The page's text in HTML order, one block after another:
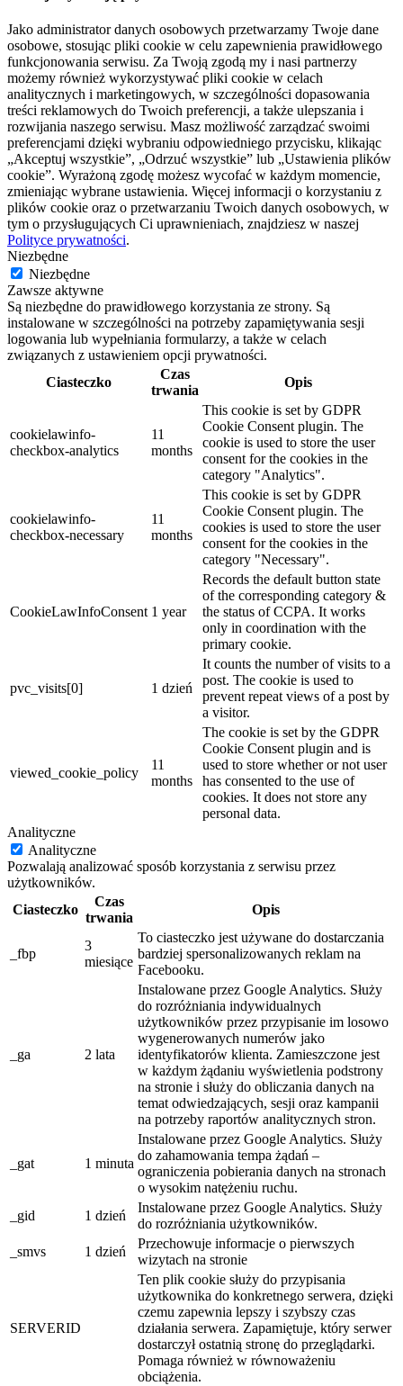
Jako administrator danych osobowych przetwarzamy Twoje dane
osobowe, stosując pliki cookie w celu zapewnienia prawidłowego
funkcjonowania serwisu. Za Twoją zgodą my i nasi partnerzy
możemy również wykorzystywać pliki cookie w celach
analitycznych i marketingowych, w szczególności dopasowania
treści reklamowych do Twoich preferencji, a także ulepszania i
rozwijania naszego serwisu. Masz możliwość zarządzać swoimi
preferencjami dzięki wybraniu odpowiedniego przycisku, klikając
„Akceptuj wszystkie”, „Odrzuć wszystkie” lub „Ustawienia plików
cookie”. Wyrażoną zgodę możesz wycofać w każdym momencie,
zmieniając wybrane ustawienia. Więcej informacji o korzystaniu z
plików cookie oraz o przetwarzaniu Twoich danych osobowych, w
tym o przysługujących Ci uprawnieniach, znajdziesz w naszej
Polityce prywatności.
Niezbędne
Niezbędne
Zawsze aktywne
Są niezbędne do prawidłowego korzystania ze strony. Są
instalowane w szczególności na potrzeby zapamiętywania sesji
logowania lub wypełniania formularzy, a także w celach
związanych z ustawieniem opcji prywatności.
Ciasteczko
Czas
trwania
Opis
cookielawinfo-
checkbox-analytics
11
months
This cookie is set by GDPR
Cookie Consent plugin. The
cookie is used to store the user
consent for the cookies in the
category "Analytics".
cookielawinfo-
checkbox-necessary
11
months
This cookie is set by GDPR
Cookie Consent plugin. The
cookies is used to store the user
consent for the cookies in the
category "Necessary".
CookieLawInfoConsent 1 year
Records the default button state
of the corresponding category &
the status of CCPA. It works
only in coordination with the
primary cookie.
pvc_visits[0] 1 dzień
It counts the number of visits to a
post. The cookie is used to
prevent repeat views of a post by
a visitor.
viewed_cookie_policy
11
months
The cookie is set by the GDPR
Cookie Consent plugin and is
used to store whether or not user
has consented to the use of
cookies. It does not store any
personal data.
Analityczne
Analityczne
Pozwalają analizować sposób korzystania z serwisu przez
użytkowników.
Ciasteczko
Czas
trwania
Opis
_fbp
3
miesiące
To ciasteczko jest używane do dostarczania
bardziej spersonalizowanych reklam na
Facebooku.
_ga 2 lata
Instalowane przez Google Analytics. Służy
do rozróżniania indywidualnych
użytkowników przez przypisanie im losowo
wygenerowanych numerów jako
identyfikatorów klienta. Zamieszczone jest
w każdym żądaniu wyświetlenia podstrony
na stronie i służy do obliczania danych na
temat odwiedzających, sesji oraz kampanii
na potrzeby raportów analitycznych stron.
_gat 1 minuta
Instalowane przez Google Analytics. Służy
do zahamowania tempa żądań –
ograniczenia pobierania danych na stronach
o wysokim natężeniu ruchu.
_gid
1 dzień
Instalowane przez Google Analytics. Służy
do rozróżniania użytkowników.
_smvs
1 dzień
Przechowuje informacje o pierwszych
wizytach na stronie
SERVERID
Ten plik cookie służy do przypisania
użytkownika do konkretnego serwera, dzięki
czemu zapewnia lepszy i szybszy czas
działania serwera. Zapamiętuje, który serwer
dostarczył ostatnią stronę do przeglądarki.
Pomaga również w równoważeniu
obciążenia.